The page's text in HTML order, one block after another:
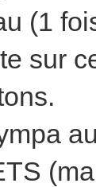
(1
sur